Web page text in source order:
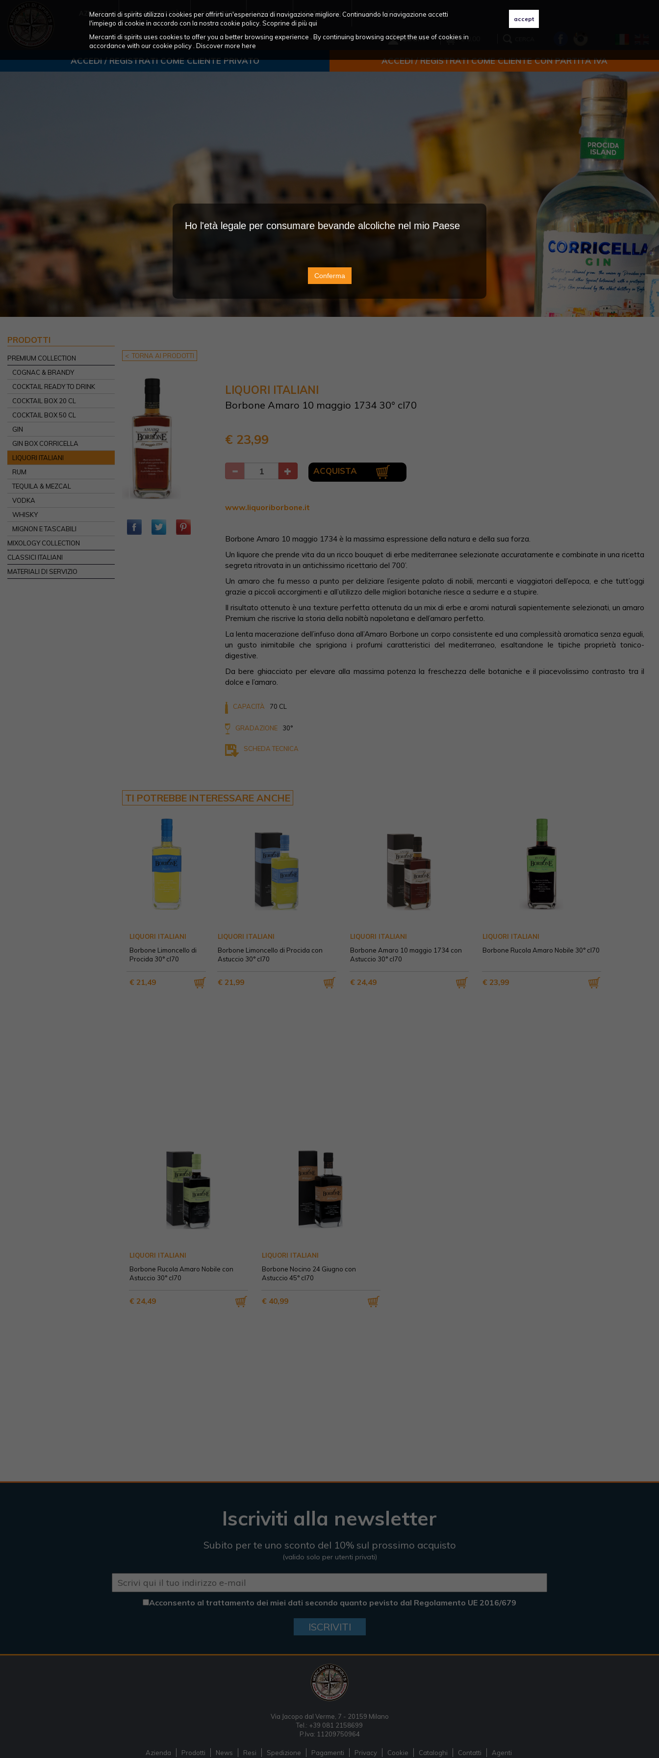
Mercanti di spirits utilizza i cookies per offrirti un'esperienza di navigazione migliore. Continuando la navigazione accetti
l'impiego di cookie in accordo con la nostra cookie policy. Scoprine di più qui
Mercanti di spirits uses cookies to offer you a better browsing experience . By continuing browsing accept the use of cookies in
accordance with our cookie policy . Discover more here
AZIENDA SOSTENIBILITÀ PRODOTTI NEWS CATALOGHI CONTATTI
LOGIN € 0,00
ACCEDI / REGISTRATI COME CLIENTE PRIVATO ACCEDI / REGISTRATI COME CLIENTE CON PARTITA IVA
PRODOTTI
PREMIUM COLLECTION
COGNAC & BRANDY
COCKTAIL READY TO DRINK
COCKTAIL BOX 20 CL
COCKTAIL BOX 50 CL
GIN
GIN BOX CORRICELLA
LIQUORI ITALIANI
RUM
TEQUILA & MEZCAL
VODKA
WHISKY
MIGNON E TASCABILI
MIXOLOGY COLLECTION
CLASSICI ITALIANI
MATERIALI DI SERVIZIO
< TORNA AI PRODOTTI
LIQUORI ITALIANI
Borbone Amaro 10 maggio 1734 30° cl70
€ 23,99
ACQUISTA
www.liquoriborbone.it
Borbone Amaro 10 maggio 1734 è la massima espressione della natura e della sua forza.
Un liquore che prende vita da un ricco bouquet di erbe mediterranee selezionate accuratamente e combinate in una ricetta
segreta ritrovata in un antichissimo ricettario del 700’.
Un amaro che fu messo a punto per deliziare l’esigente palato di nobili, mercanti e viaggiatori dell’epoca, e che tutt’oggi
grazie a piccoli accorgimenti e all’utilizzo delle migliori botaniche riesce a sedurre e a stupire.
Il risultato ottenuto è una texture perfetta ottenuta da un mix di erbe e aromi naturali sapientemente selezionati, un amaro
Premium che riscrive la storia della nobiltà napoletana e dell’amaro perfetto.
La lenta macerazione dell’infuso dona all’Amaro Borbone un corpo consistente ed una complessità aromatica senza eguali,
un gusto inimitabile che sprigiona i profumi caratteristici del mediterraneo, esaltandone le tipiche proprietà tonico-
digestive.
Da bere ghiacciato per elevare alla massima potenza la freschezza delle botaniche e il piacevolissimo contrasto tra il
dolce e l’amaro.
CAPACITÀ 70 CL
GRADAZIONE 30°
SCHEDA TECNICA
TI POTREBBE INTERESSARE ANCHE
LIQUORI ITALIANI
Borbone Limoncello di
Procida 30° cl70
€ 21,49
LIQUORI ITALIANI
Borbone Limoncello di Procida con
Astuccio 30° cl70
€ 21,99
LIQUORI ITALIANI
Borbone Amaro 10 maggio 1734 con
Astuccio 30° cl70
€ 24,49
LIQUORI ITALIANI
Borbone Rucola Amaro Nobile 30° cl70
€ 23,99
LIQUORI ITALIANI
Borbone Rucola Amaro Nobile con
Astuccio 30° cl70
€ 24,49
LIQUORI ITALIANI
Borbone Nocino 24 Giugno con
Astuccio 45° cl70
€ 40,99
Iscriviti alla newsletter
Subito per te uno sconto del 10% sul prossimo acquisto
(valido solo per utenti privati)
Acconsento al trattamento dei miei dati secondo quanto pevisto dal Regolamento UE 2016/679
ISCRIVITI
Via Jacopo dal Verme, 7 - 20159 Milano
Tel.: +39 081 2158699
P.Iva: 11209750964
Azienda Prodotti News Resi Spedizione Pagamenti Privacy Cookie Cataloghi Contatti Agenti
Ho l'età legale per consumare bevande alcoliche nel mio Paese
Conferma